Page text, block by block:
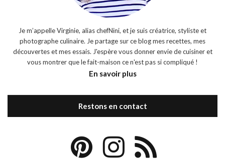
Je m’appelle Virginie, alias chefNini, et je suis créatrice, styliste et
photographe culinaire. Je partage sur ce blog mes recettes, mes
découvertes et mes essais. J'espère vous donner envie de cuisiner et
vous montrer que le fait-maison ce n'est pas si compliqué !
En savoir plus
Restons en contact